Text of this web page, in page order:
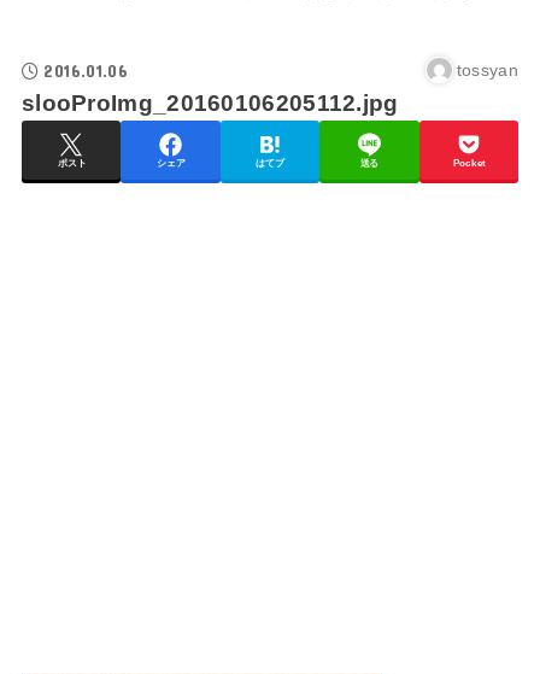
2016.01.06 tossyan
slooProImg_20160106205112.jpg
ポスト シェア はてブ 送る Pocket